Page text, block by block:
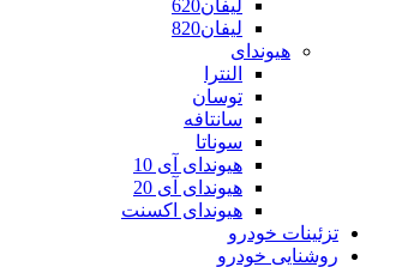
لیفان620
لیفان820
هیوندای
النترا
توسان
سانتافه
سوناتا
هیوندای آی 10
هیوندای آی 20
هیوندای اکسنت
تزئینات خودرو
روشنایی خودرو